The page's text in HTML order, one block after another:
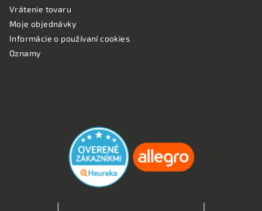
Vrátenie tovaru
Moje objednávky
Informácie o používaní cookies
Oznamy